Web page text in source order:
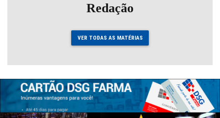
Redação
VER TODAS AS MATÉRIAS